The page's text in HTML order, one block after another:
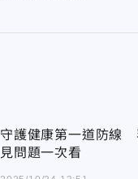
守護健康第一道防線
見問題一次看